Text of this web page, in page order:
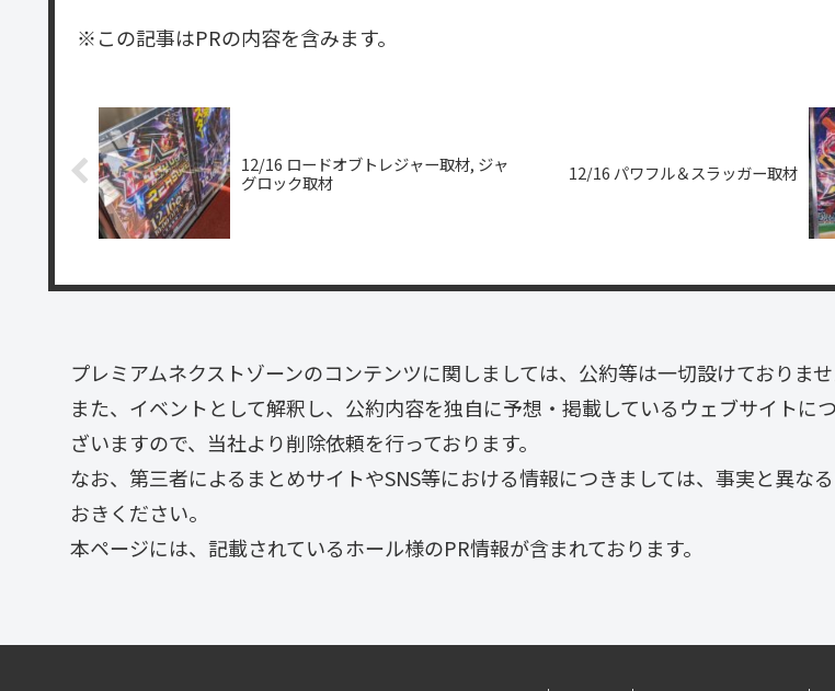
※この記事はPRの内容を含みます。
12/16 ロードオブトレジャー取材, ジャ
グロック取材
12/16 パワフル＆スラッガー取材
プレミアムネクストゾーンのコンテンツに関しましては、公約等は一切設けておりませ
また、イベントとして解釈し、公約内容を独自に予想・掲載しているウェブサイト
ざいますので、当社より削除依頼を行っております。
なお、第三者によるまとめサイトやSNS等における情報につきましては、事実と異な
おきください。
本ページには、記載されているホール様のPR情報が含まれております。